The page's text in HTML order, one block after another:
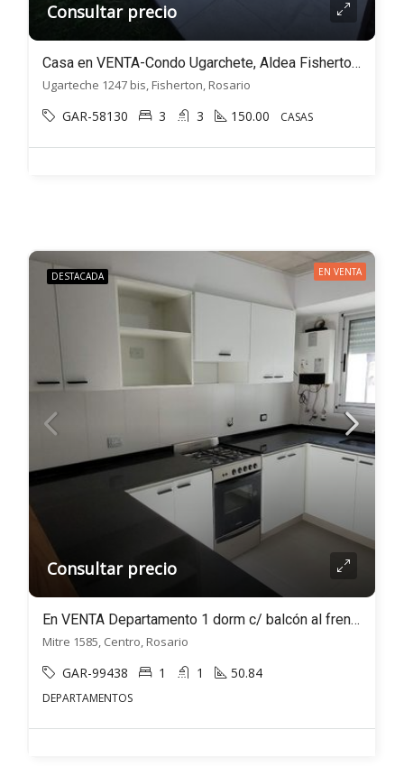
Consultar precio
Casa en VENTA-Condo Ugarchete, Aldea Fisherton- 3 dorm 3 baños, 2 cocheras, PATIO. Piscina
Ugarteche 1247 bis, Fisherton, Rosario
GAR-58130 3 3 150.00 CASAS
DESTACADA EN VENTA
Consultar precio
En VENTA Departamento 1 dorm c/ balcón al frente Mitre al 1500 – Centro, Rosario
Mitre 1585, Centro, Rosario
GAR-99438 1 1 50.84
DEPARTAMENTOS